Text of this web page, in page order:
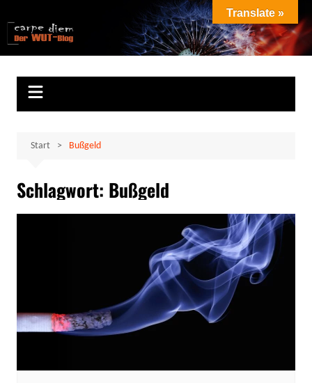
Inhalt
springen
Marion Klüter
carpe diem
Start Bußgeld
Schlagwort: Bußgeld
Translate »